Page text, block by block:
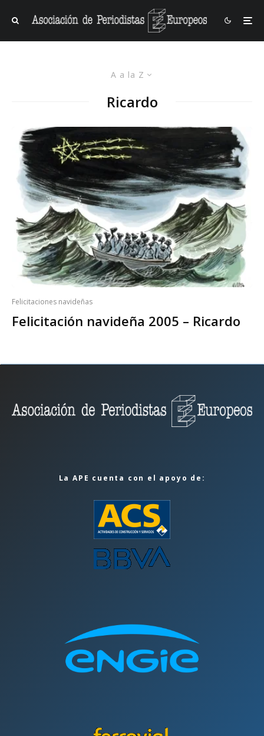
A a la Z
Ricardo
Felicitaciones navideñas
Felicitación navideña 2005 – Ricardo
La APE cuenta con el apoyo de: